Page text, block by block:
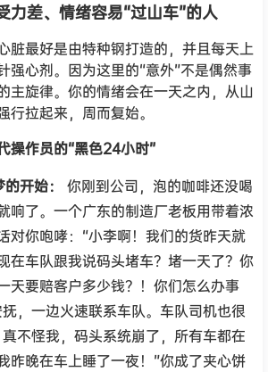
力差、情绪容易“过山车”的人
脏最好是由特种钢打造的，并且每天上
强心剂。因为这里的“意外”不是偶然事
主旋律。你的情绪会在一天之内，从山
行拉起来，周而复始。
操作员的“黑色24小时”
开始：
你刚到公司，泡的咖啡还没喝
响了。一个广东的制造厂老板用带着浓
对你咆哮：“小李啊！我们的货昨天就
在车队跟我说码头堵车？堵一天了？你
天要赔客户多少钱？！你们怎么办事
，一边火速联系车队。车队司机也很
不怪我，码头系统崩了，所有车都在
昨晚在车上睡了一夜！”你成了夹心饼